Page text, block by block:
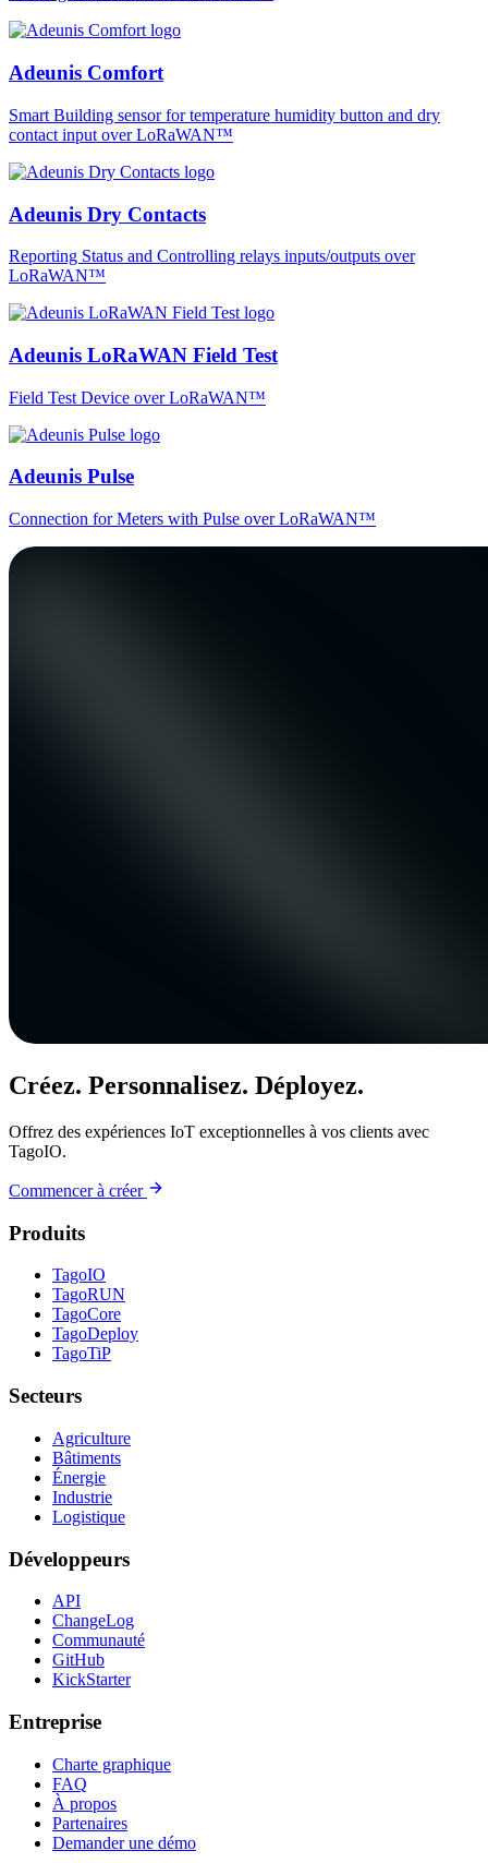
Adeunis Comfort
Smart Building sensor for temperature humidity button and dry
contact input over LoRaWAN™
Adeunis Dry Contacts
Reporting Status and Controlling relays inputs/outputs over
LoRaWAN™
Adeunis LoRaWAN Field Test
Field Test Device over LoRaWAN™
Adeunis Pulse
Connection for Meters with Pulse over LoRaWAN™
Créez. Personnalisez. Déployez.
Offrez des expériences IoT exceptionnelles à vos clients avec
TagoIO.
Commencer à créer
Produits
TagoIO
TagoRUN
TagoCore
TagoDeploy
TagoTiP
Secteurs
Agriculture
Bâtiments
Énergie
Industrie
Logistique
Développeurs
API
ChangeLog
Communauté
GitHub
KickStarter
Entreprise
Charte graphique
FAQ
À propos
Partenaires
Demander une démo